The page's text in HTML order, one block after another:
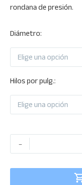
$3,391.75
rondana de presión.
Diámetro
Elige una opción
Hilos por pulg.
Elige una opción
-
Tuerca
hexagonal